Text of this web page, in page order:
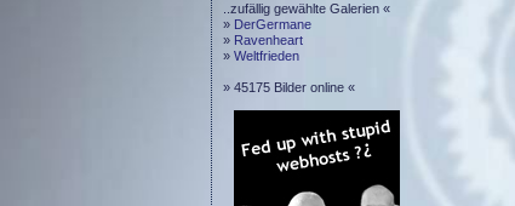
..zufällig gewählte Galerien «
» DerGermane
» Ravenheart
» Weltfrieden
» 45175 Bilder online «